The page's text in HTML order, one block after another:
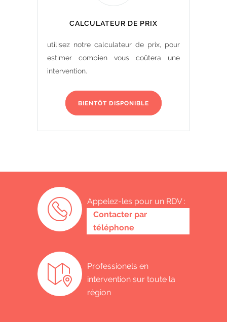
CALCULATEUR DE PRIX
utilisez notre calculateur de prix, pour
estimer combien vous coûtera une
intervention.
BIENTÔT DISPONIBLE
Appelez-les pour un RDV :
0487 62 69 26
Contacter par
téléphone
Professionels en
intervention sur toute la
région